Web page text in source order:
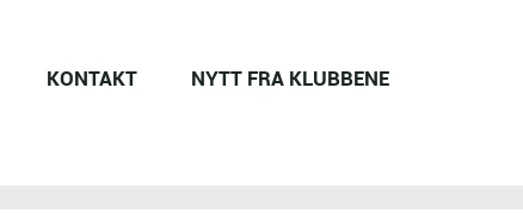
KONTAKT NYTT FRA KLUBBENE